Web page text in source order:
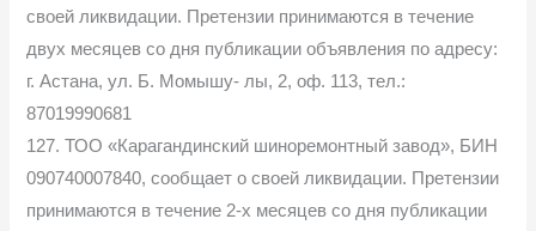
своей ликвидации. Претензии принимаются в течение
двух месяцев со дня публикации объявления по адресу:
г. Астана, ул. Б. Момышу- лы, 2, оф. 113, тел.:
87019990681
127. ТОО «Карагандинский шиноремонтный завод», БИН
090740007840, сообщает о своей ликвидации. Претензии
принимаются в течение 2-х месяцев со дня публикации